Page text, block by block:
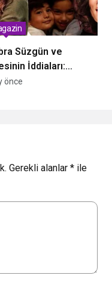
Süzgün ve
İddiaları:
ve Suç
önce
Gerekli alanlar * ile